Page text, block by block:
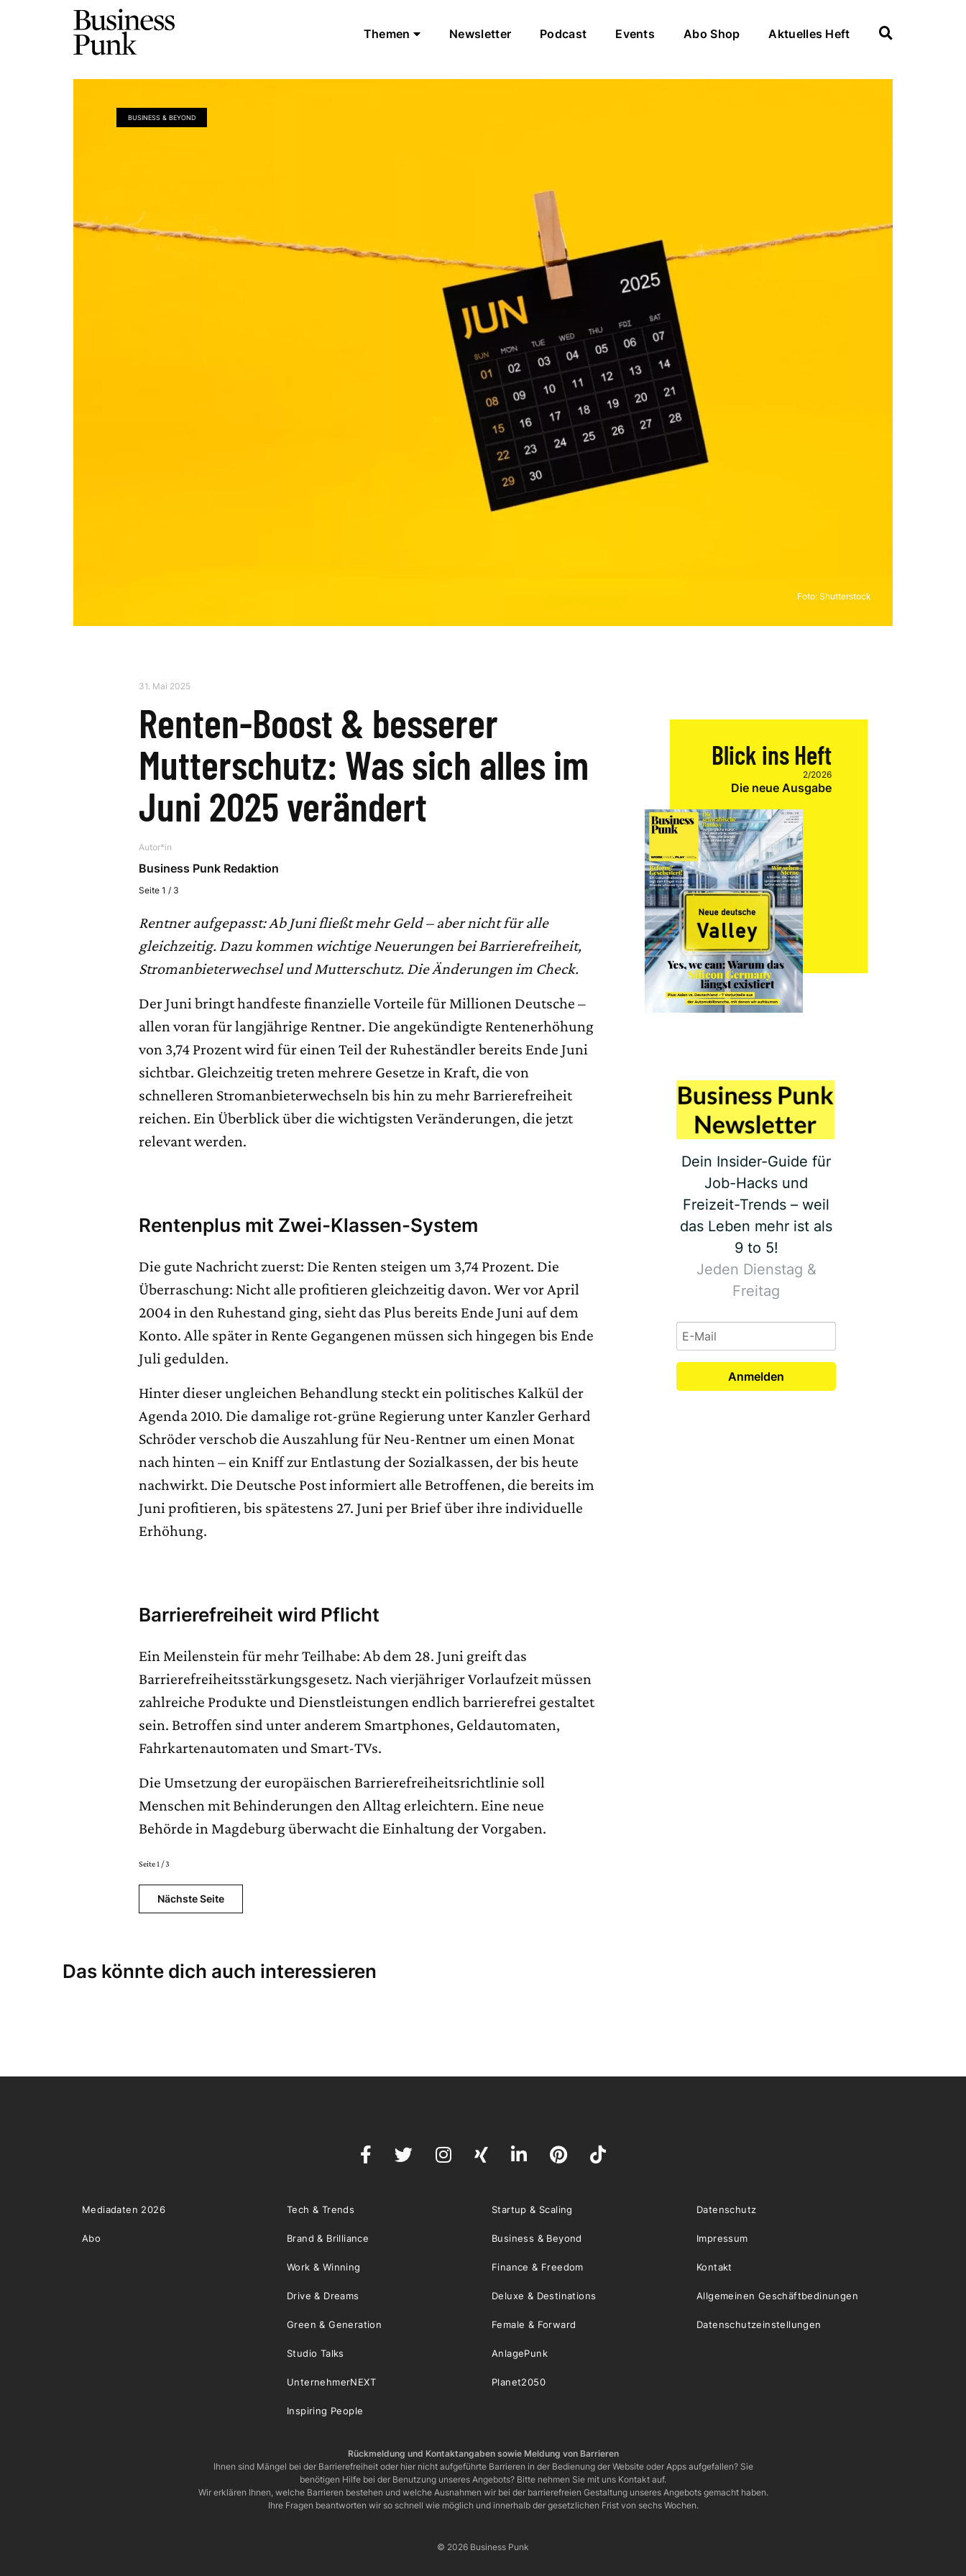
Themen Newsletter Podcast Events Abo Shop Aktuelles Heft
BUSINESS & BEYOND
Foto: Shutterstock
31. Mai 2025
Renten-Boost & besserer
Mutterschutz: Was sich alles im
Juni 2025 verändert
Autor*in
Business Punk Redaktion
Seite 1 / 3
Rentner aufgepasst: Ab Juni fließt mehr Geld – aber nicht für alle
gleichzeitig. Dazu kommen wichtige Neuerungen bei Barrierefreiheit,
Stromanbieterwechsel und Mutterschutz. Die Änderungen im Check.
Der Juni bringt handfeste finanzielle Vorteile für Millionen Deutsche –
allen voran für langjährige Rentner. Die angekündigte Rentenerhöhung
von 3,74 Prozent wird für einen Teil der Ruheständler bereits Ende Juni
sichtbar. Gleichzeitig treten mehrere Gesetze in Kraft, die von
schnelleren Stromanbieterwechseln bis hin zu mehr Barrierefreiheit
reichen. Ein Überblick über die wichtigsten Veränderungen, die jetzt
relevant werden.
Rentenplus mit Zwei-Klassen-System
Die gute Nachricht zuerst: Die Renten steigen um 3,74 Prozent. Die
Überraschung: Nicht alle profitieren gleichzeitig davon. Wer vor April
2004 in den Ruhestand ging, sieht das Plus bereits Ende Juni auf dem
Konto. Alle später in Rente Gegangenen müssen sich hingegen bis Ende
Juli gedulden.
Hinter dieser ungleichen Behandlung steckt ein politisches Kalkül der
Agenda 2010. Die damalige rot-grüne Regierung unter Kanzler Gerhard
Schröder verschob die Auszahlung für Neu-Rentner um einen Monat
nach hinten – ein Kniff zur Entlastung der Sozialkassen, der bis heute
nachwirkt. Die Deutsche Post informiert alle Betroffenen, die bereits im
Juni profitieren, bis spätestens 27. Juni per Brief über ihre individuelle
Erhöhung.
Barrierefreiheit wird Pflicht
Ein Meilenstein für mehr Teilhabe: Ab dem 28. Juni greift das
Barrierefreiheitsstärkungsgesetz. Nach vierjähriger Vorlaufzeit müssen
zahlreiche Produkte und Dienstleistungen endlich barrierefrei gestaltet
sein. Betroffen sind unter anderem Smartphones, Geldautomaten,
Fahrkartenautomaten und Smart-TVs.
Die Umsetzung der europäischen Barrierefreiheitsrichtlinie soll
Menschen mit Behinderungen den Alltag erleichtern. Eine neue
Behörde in Magdeburg überwacht die Einhaltung der Vorgaben.
Seite 1 / 3
Nächste Seite
Das könnte dich auch interessieren
Blick ins Heft
2/2026
Die neue Ausgabe
Dein Insider-Guide für
Job-Hacks und
Freizeit-Trends – weil
das Leben mehr ist als
9 to 5!
Jeden Dienstag &
Freitag
Anmelden
Mediadaten 2026
Abo
Tech & Trends Startup & Scaling
Brand & Brilliance Business & Beyond
Work & Winning Finance & Freedom
Drive & Dreams Deluxe & Destinations
Green & Generation Female & Forward
Studio Talks AnlagePunk
UnternehmerNEXT Planet2050
Inspiring People
Datenschutz
Impressum
Kontakt
Allgemeinen Geschäftbedinungen
Datenschutzeinstellungen
Rückmeldung und Kontaktangaben sowie Meldung von Barrieren
Ihnen sind Mängel bei der Barrierefreiheit oder hier nicht aufgeführte Barrieren in der Bedienung der Website oder Apps aufgefallen? Sie
benötigen Hilfe bei der Benutzung unseres Angebots? Bitte nehmen Sie mit uns Kontakt auf.
Wir erklären Ihnen, welche Barrieren bestehen und welche Ausnahmen wir bei der barrierefreien Gestaltung unseres Angebots gemacht haben.
Ihre Fragen beantworten wir so schnell wie möglich und innerhalb der gesetzlichen Frist von sechs Wochen.
© 2026 Business Punk